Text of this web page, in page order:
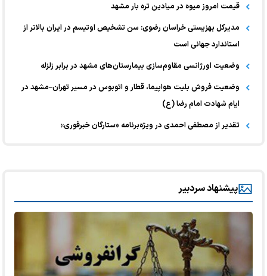
قیمت امروز میوه در میادین تره بار مشهد
مدیرکل بهزیستی خراسان رضوی: سن تشخیص اوتیسم در ایران بالاتر از
استاندارد جهانی است
وضعیت اورژانسی مقاوم‌سازی بیمارستان‌های مشهد در برابر زلزله
وضعیت فروش بلیت هواپیما، قطار و اتوبوس در مسیر تهران–مشهد در
ایام شهادت امام رضا (ع)
تقدیر از مصطفی احمدی در ویژه‌برنامه «ستارگان خبرفوری»
پیشنهاد سردبیر